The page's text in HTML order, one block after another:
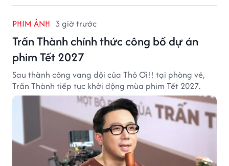
PHIM ẢNH 3 giờ trước
Trấn Thành chính thức công bố dự án
phim Tết 2027
Sau thành công vang dội của Thỏ Ơi!! tại phòng vé,
Trấn Thành tiếp tục khởi động mùa phim Tết 2027.